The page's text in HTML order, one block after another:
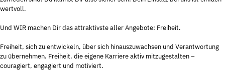
wertvoll.
Und WIR machen Dir das attraktivste aller Angebote: Freiheit.
Freiheit, sich zu entwickeln, über sich hinauszuwachsen und Verantwortung
zu übernehmen. Freiheit, die eigene Karriere aktiv mitzugestalten –
couragiert, engagiert und motiviert.